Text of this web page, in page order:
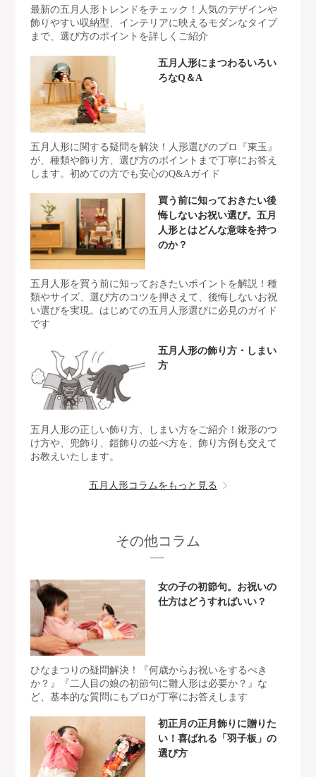
最新の五月人形トレンドをチェック！人気のデザインや
飾りやすい収納型、インテリアに映えるモダンなタイプ
まで、選び方のポイントを詳しくご紹介
五月人形にまつわるいろい
ろなQ＆A
五月人形に関する疑問を解決！人形選びのプロ『東玉』
が、種類や飾り方、選び方のポイントまで丁寧にお答え
します。初めての方でも安心のQ&Aガイド
買う前に知っておきたい後
悔しないお祝い選び。五月
人形とはどんな意味を持つ
のか？
五月人形を買う前に知っておきたいポイントを解説！種
類やサイズ、選び方のコツを押さえて、後悔しないお祝
い選びを実現。はじめての五月人形選びに必見のガイド
です
五月人形の飾り方・しまい
方
五月人形の正しい飾り方、しまい方をご紹介！鍬形のつ
け方や、兜飾り、鎧飾りの並べ方を、飾り方例も交えて
お教えいたします。
五月人形コラムをもっと見る
その他コラム
女の子の初節句。お祝いの
仕方はどうすればいい？
ひなまつりの疑問解決！『何歳からお祝いをするべき
か？』『二人目の娘の初節句に雛人形は必要か？』な
ど、基本的な質問にもプロが丁寧にお答えします
初正月の正月飾りに贈りた
い！喜ばれる「羽子板」の
選び方